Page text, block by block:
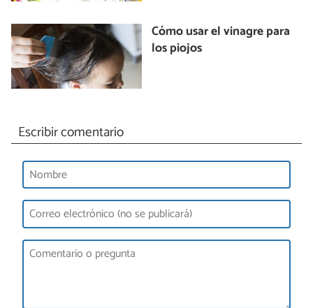
Cómo usar el vinagre para
los piojos
Escribir comentario